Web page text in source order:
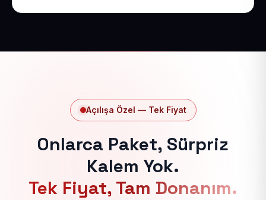
Açılışa Özel — Tek Fiyat
Onlarca Paket, Sürpriz
Kalem Yok.
Tek Fiyat, Tam Donanım.